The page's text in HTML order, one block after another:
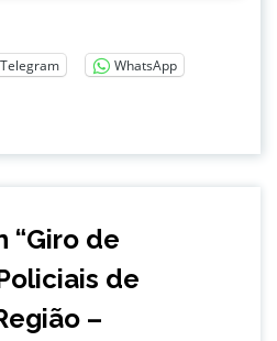
Telegram
WhatsApp
“Giro de
de
–